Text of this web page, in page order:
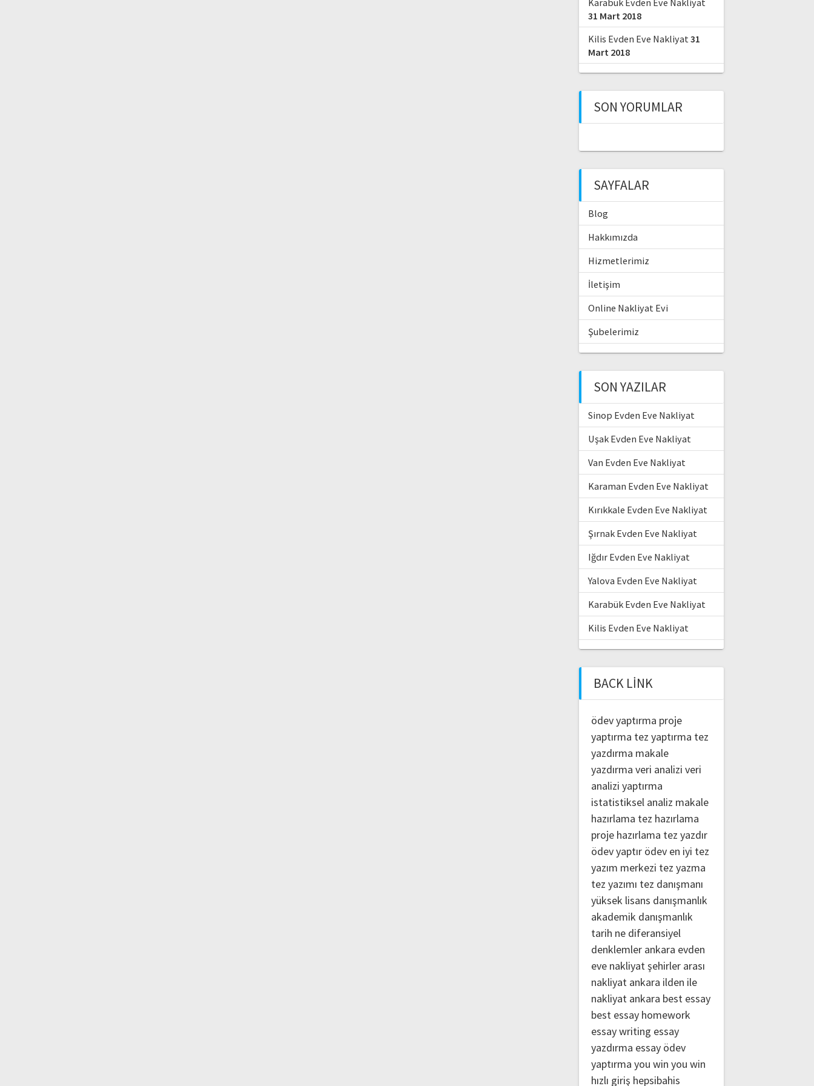
Karabük Evden Eve Nakliyat
31 Mart 2018
Kilis Evden Eve Nakliyat31
Mart 2018
SON YORUMLAR
SAYFALAR
Blog
Hakkımızda
Hizmetlerimiz
İletişim
Online Nakliyat Evi
Şubelerimiz
SON YAZILAR
Sinop Evden Eve Nakliyat
Uşak Evden Eve Nakliyat
Van Evden Eve Nakliyat
Karaman Evden Eve Nakliyat
Kırıkkale Evden Eve Nakliyat
Şırnak Evden Eve Nakliyat
Iğdır Evden Eve Nakliyat
Yalova Evden Eve Nakliyat
Karabük Evden Eve Nakliyat
Kilis Evden Eve Nakliyat
BACK LINK
ödev yaptırma proje
yaptırma tez yaptırma tez
yazdırma makale
yazdırma veri analizi veri
analizi yaptırma
istatistiksel analiz makale
hazırlama tez hazırlama
proje hazırlama tez yazdır
ödev yaptır ödev en iyi tez
yazım merkezi tez yazma
tez yazımı tez danışmanı
yüksek lisans danışmanlık
akademik danışmanlık
tarih ne diferansiyel
denklemler ankara evden
eve nakliyatşehirler arası
nakliyat ankara ilden ile
nakliyat ankara best essay
best essay homework
essay writing essay
yazdırma essay ödev
yaptırma you win you win
hızlı giriş hepsibahis